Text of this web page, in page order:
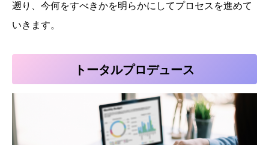
遡り、今何をすべきかを明らかにしてプロセスを進めて
いきます。
トータルプロデュース